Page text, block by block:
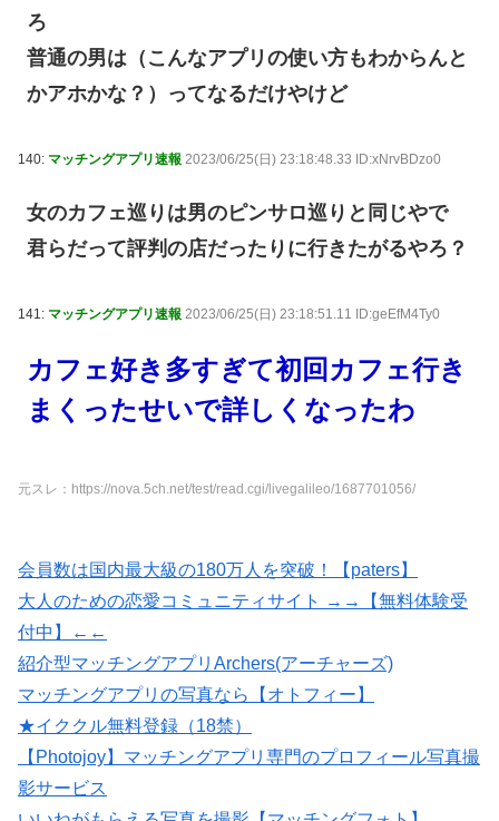
ろ
普通の男は（こんなアプリの使い方もわからんと
かアホかな？）ってなるだけやけど
140: マッチングアプリ速報 2023/06/25(日) 23:18:48.33 ID:xNrvBDzo0
女のカフェ巡りは男のピンサロ巡りと同じやで
君らだって評判の店だったりに行きたがるやろ？
141: マッチングアプリ速報 2023/06/25(日) 23:18:51.11 ID:geEfM4Ty0
カフェ好き多すぎて初回カフェ行き
まくったせいで詳しくなったわ
元スレ：https://nova.5ch.net/test/read.cgi/livegalileo/1687701056/
会員数は国内最大級の180万人を突破！【paters】
大人のための恋愛コミュニティサイト →→【無料体験受
付中】←←
紹介型マッチングアプリArchers(アーチャーズ)
マッチングアプリの写真なら【オトフィー】
★イククル無料登録（18禁）
【Photojoy】マッチングアプリ専門のプロフィール写真撮
影サービス